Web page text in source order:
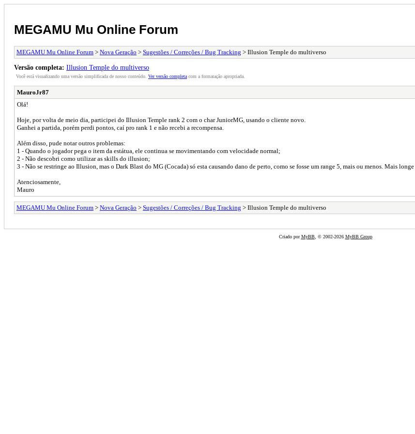
MEGAMU Mu Online Forum
MEGAMU Mu Online Forum > Nova Geração > Sugestões / Correções / Bug Tracking > Illusion Temple do multiverso
Versão completa: Illusion Temple do multiverso
Você está visualizando uma versão simplificada de nosso conteúdo. Ver versão completa com a formatação apropriada.
MauroJr87
Olá!
Hoje, por volta de meio dia, participei do Illusion Temple rank 2 com o char JuniorMG, usando o cliente novo.
Ganhei a partida, porém perdi pontos, caí pro rank 1 e não recebi a recompensa.
Além disso, pude notar outros problemas:
1 - Quando o jogador pega o item da estátua, ele continua se movimentando com velocidade normal;
2 - Não descobri como utilizar as skills do illusion;
3 - Não se restringe ao Illusion, mas o Dark Blast do MG (Cocada) só esta causando dano de perto, como se fosse um range 5, mais ou menos. Mais
Atenciosamente,
Mauro
MEGAMU Mu Online Forum > Nova Geração > Sugestões / Correções / Bug Tracking > Illusion Temple do multiverso
Criado porMyBB, © 2002-2026 MyBB Group